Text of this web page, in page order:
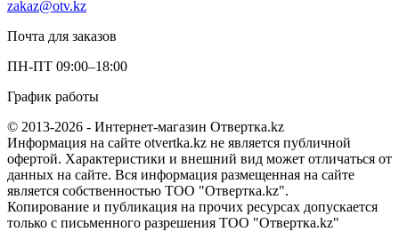
zakaz@otv.kz
Почта для заказов
ПН-ПТ 09:00–18:00
График работы
© 2013-2026 - Интернет-магазин Отвертка.kz
Информация на сайте otvertka.kz не является публичной
офертой. Характеристики и внешний вид может отличаться от
данных на сайте. Вся информация размещенная на сайте
является собственностью ТОО "Отвертка.kz".
Копирование и публикация на прочих ресурсах допускается
только с письменного разрешения ТОО "Отвертка.kz"